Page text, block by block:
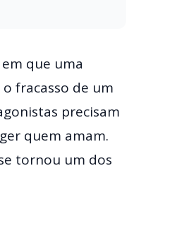
que uma
fracasso de um
precisam
quem amam.
tornou um dos